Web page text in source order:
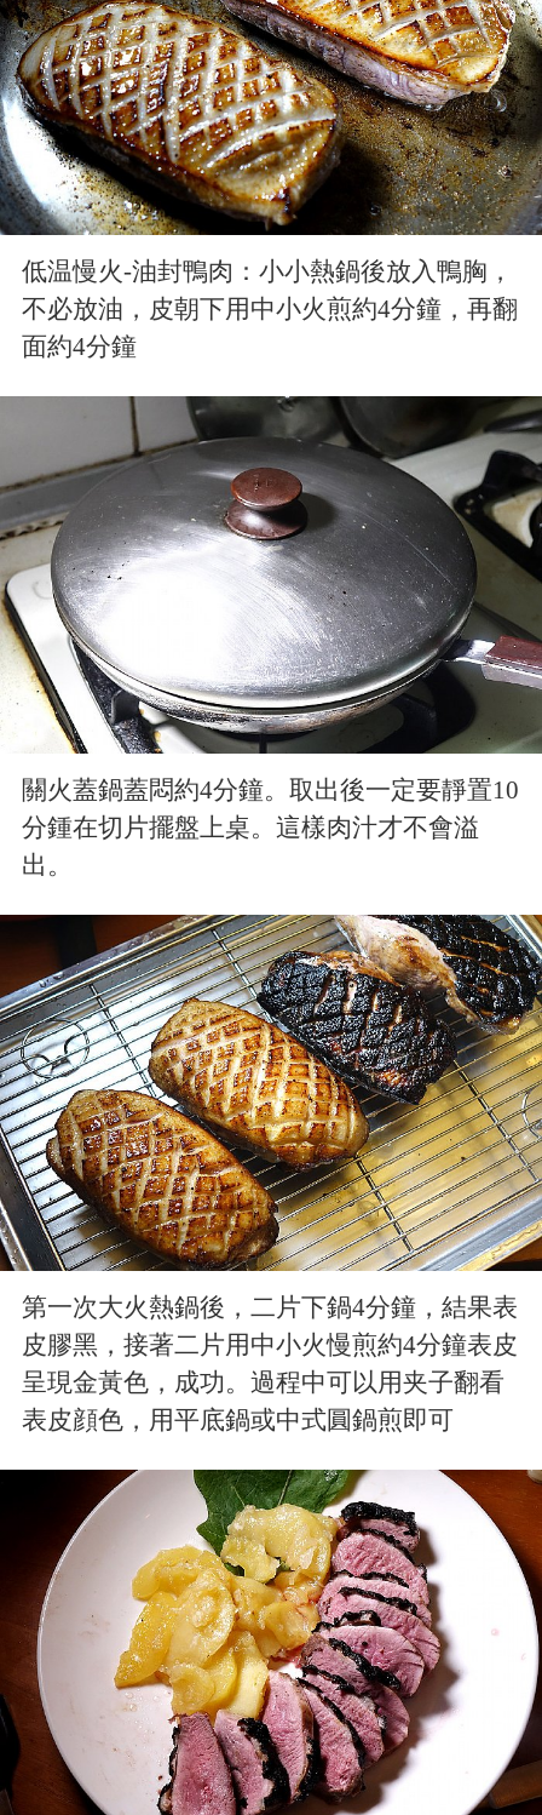
低温慢火-油封鴨肉：小小熱鍋後放入鴨胸，
不必放油，皮朝下用中小火煎約4分鐘，再翻
面約4分鐘
關火蓋鍋蓋悶約4分鐘。取出後一定要靜置10
分鍾在切片擺盤上桌。這樣肉汁才不會溢
出。
第一次大火熱鍋後，二片下鍋4分鐘，結果表
皮膠黑，接著二片用中小火慢煎約4分鐘表皮
呈現金黃色，成功。過程中可以用夹子翻看
表皮顔色，用平底鍋或中式圓鍋煎即可